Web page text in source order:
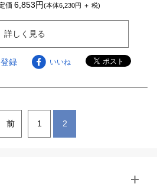
価6,853円(本体6,230円 ＋ 税)
詳しく見る
録 いいね
前 1 2